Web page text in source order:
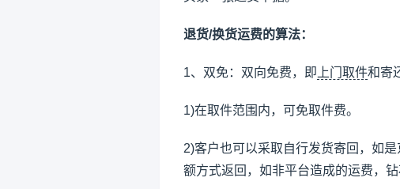
退货/换货运费的算法：
1、双免：双向免费，即 上门取件和寄
1)在取件范围内，可免取件费。
2)客户也可以采取自行发货寄回，如
额方式返回，如非平台造成的运费，